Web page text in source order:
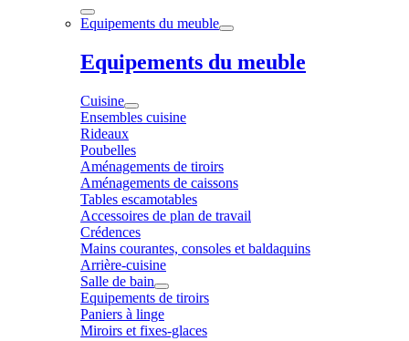
Equipements du meuble
Equipements du meuble
Cuisine
Ensembles cuisine
Rideaux
Poubelles
Aménagements de tiroirs
Aménagements de caissons
Tables escamotables
Accessoires de plan de travail
Crédences
Mains courantes, consoles et baldaquins
Arrière-cuisine
Salle de bain
Equipements de tiroirs
Paniers à linge
Miroirs et fixes-glaces